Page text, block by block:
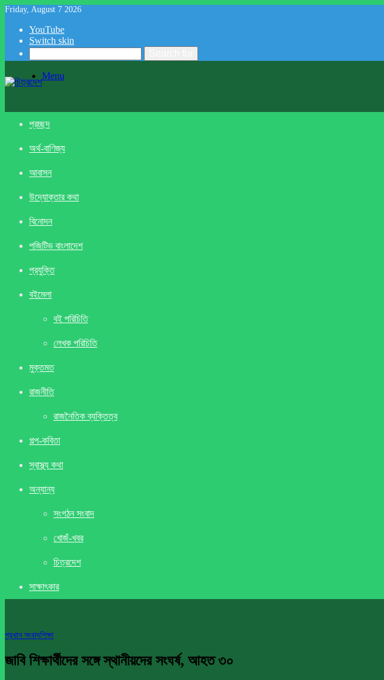
Friday, August 7 2026
YouTube
Switch skin
Menu
প্রচ্ছদ
অর্থ-বাণিজ্য
আবাসন
উদ্যোক্তার কথা
বিনোদন
পজিটিভ বাংলাদেশ
প্রযুক্তি
বইমেলা
বই পরিচিতি
লেখক পরিচিতি
মুক্তমত
রাজনীতি
রাজনৈতিক ব্যক্তিত্ব
গল্প-কবিতা
স্বাস্থ্য কথা
অন্যান্য
সংগঠন সংবাদ
খােজঁ-খবর
চিত্রদেশ
সাক্ষাৎকার
প্রধান সংবাদশিক্ষা
জাবি শিক্ষার্থীদের সঙ্গে স্থানীয়দের সংঘর্ষ, আহত ৩০